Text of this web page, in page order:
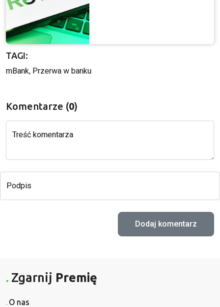
TAGI:
mBank, Przerwa w banku
Komentarze (0)
Treść komentarza
Podpis
Zgarnij Premię
O nas